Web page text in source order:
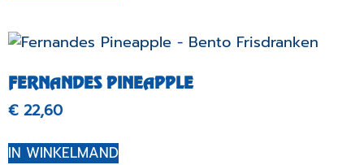
FERNANDES PINEAPPLE
€22,60
IN WINKELMAND